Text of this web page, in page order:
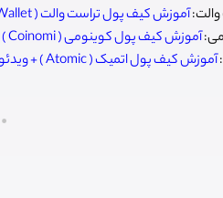
والت:آموزش کیف پول تراست والت ( Trust Wallet ) + ویدئو
آموزش کیف پول کوینومی ( Coinomi ) + ویدئو
آموزش کیف پول اتمیک ( Atomic ) + ویدئو